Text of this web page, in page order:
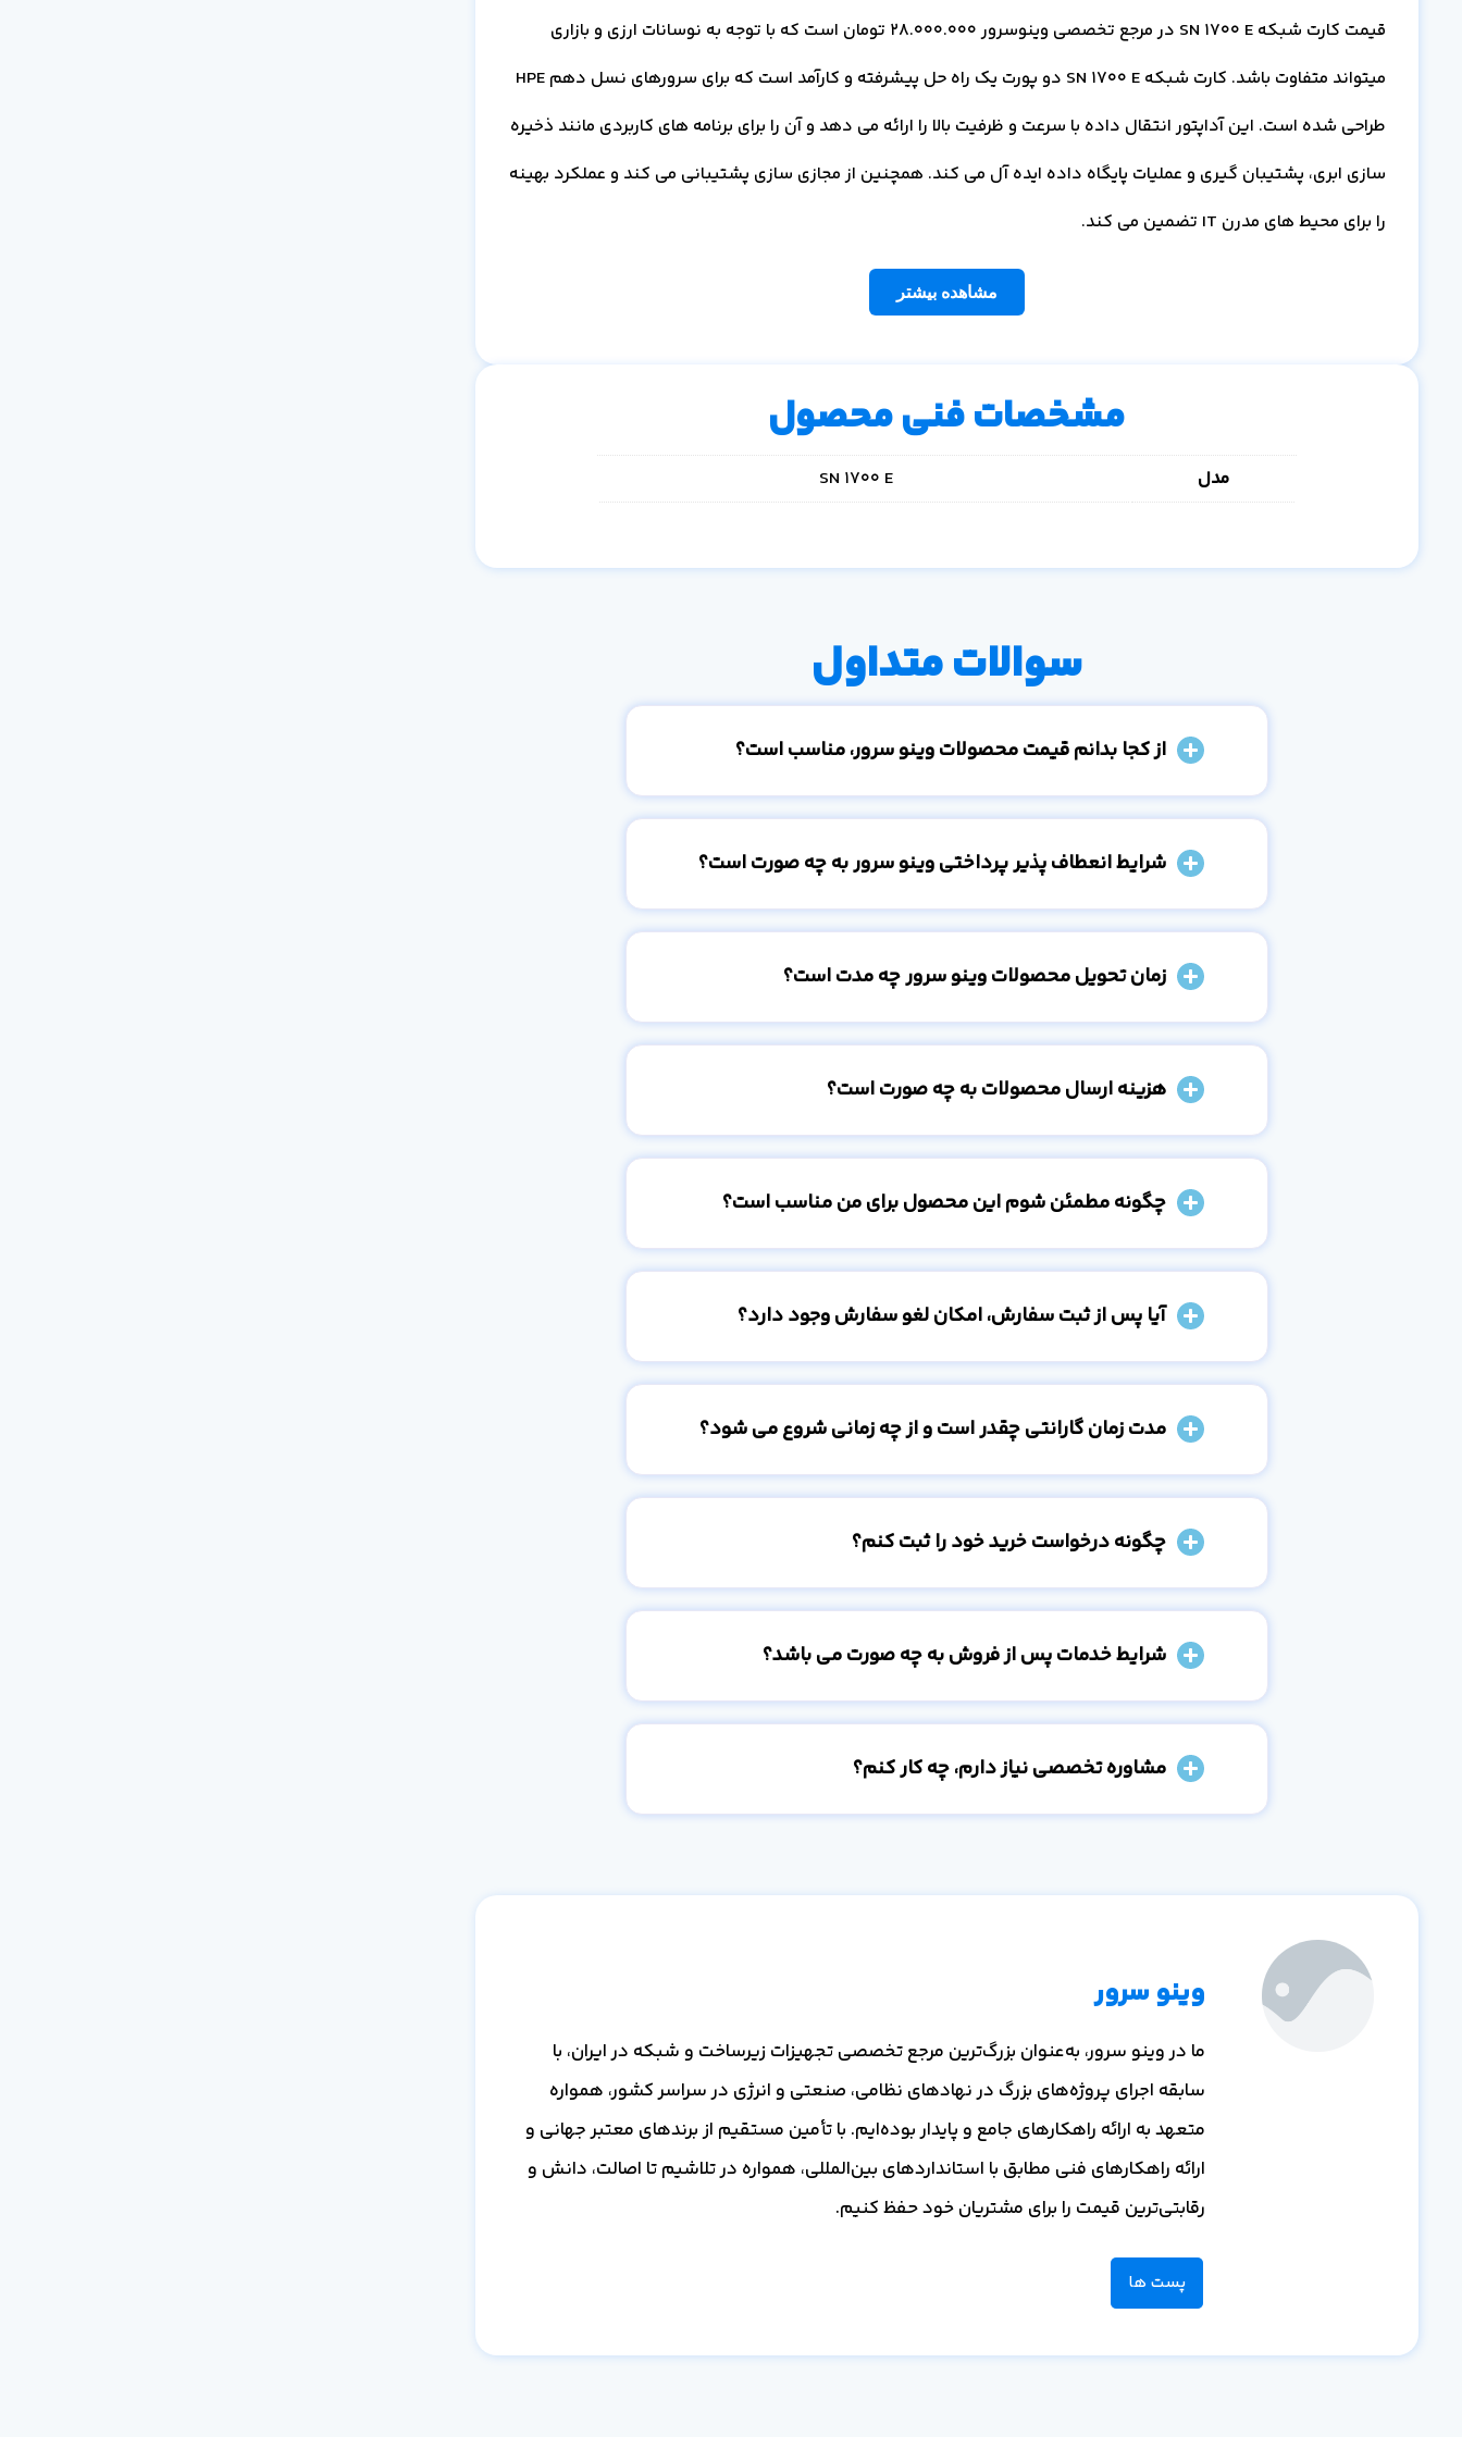
قیمت کارت شبکه SN 1700 E در مرجع تخصصی وینوسرور 28.000.000 تومان است که با توجه به نوسانات ارزی و بازاری
میتواند متفاوت باشد. کارت شبکه SN 1700 E دو پورت یک راه حل پیشرفته و کارآمد است که برای سرورهای نسل دهم HPE
طراحی شده است. این آداپتور انتقال داده با سرعت و ظرفیت بالا را ارائه می دهد و آن را برای برنامه های کاربردی مانند ذخیره
سازی ابری، پشتیبان گیری و عملیات پایگاه داده ایده آل می کند. همچنین از مجازی سازی پشتیبانی می کند و عملکرد بهینه
را برای محیط های مدرن IT تضمین می کند.
مشاهده بیشتر
مشخصات فنی محصول
مدل SN 1700 E
سوالات متداول
از کجا بدانم قیمت محصولات وینو سرور، مناسب است؟
شرایط انعطاف پذیر پرداختی وینو سرور به چه صورت است؟
زمان تحویل محصولات وینو سرور چه مدت است؟
هزینه ارسال محصولات به چه صورت است؟
چگونه مطمئن شوم این محصول برای من مناسب است؟
آیا پس از ثبت سفارش، امکان لغو سفارش وجود دارد؟
مدت زمان گارانتی چقدر است و از چه زمانی شروع می شود؟
چگونه درخواست خرید خود را ثبت کنم؟
شرایط خدمات پس از فروش به چه صورت می باشد؟
مشاوره تخصصی نیاز دارم، چه کار کنم؟
وینو سرور
ما در وینو سرور، به‌عنوان بزرگ‌ترین مرجع تخصصی تجهیزات زیرساخت و شبکه در ایران، با
سابقه اجرای پروژه‌های بزرگ در نهادهای نظامی، صنعتی و انرژی در سراسر کشور، همواره
متعهد به ارائه راهکارهای جامع و پایدار بوده‌ایم. با تأمین مستقیم از برندهای معتبر جهانی و
ارائه راهکارهای فنی مطابق با استانداردهای بین‌المللی، همواره در تلاشیم تا اصالت، دانش و
رقابتی‌ترین قیمت را برای مشتریان خود حفظ کنیم.
پست ها